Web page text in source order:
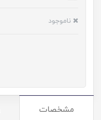
ناموجود
مشخصات